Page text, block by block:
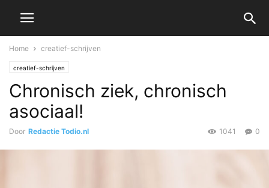
Home creatief-schrijven
creatief-schrijven
Chronisch ziek, chronisch
asociaal!
Door Redactie Todio.nl 0
1041